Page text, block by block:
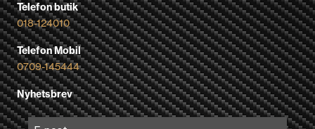
Telefon butik
018-124010
Telefon Mobil
0709-145444
Nyhetsbrev